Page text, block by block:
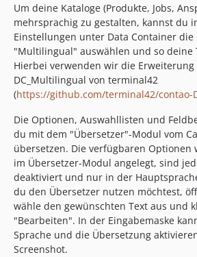
Um deine Kataloge (Produkte, Jobs,
mehrsprachig zu gestalten, kannst du
Einstellungen unter Data Container die
"Multilingual" auswählen und so deine
Hierbei verwenden wir die Erweiterung
DC_Multilingual von terminal42
(https://github.com/terminal42/contao-
Die Optionen, Auswahllisten und
du mit dem "Übersetzer"-Modul vom
übersetzen. Die verfügbaren Optionen
im Übersetzer-Modul angelegt, sind
deaktiviert und nur in der
du den Übersetzer nutzen möchtest,
wähle den gewünschten Text aus und
"Bearbeiten". In der Eingabemaske
Sprache und die Übersetzung
Screenshot.